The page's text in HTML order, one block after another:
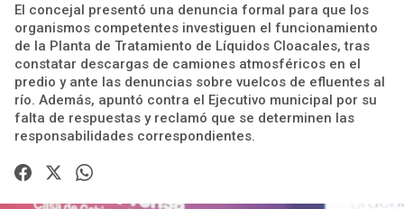
El concejal presentó una denuncia formal para que los
organismos competentes investiguen el funcionamiento
de la Planta de Tratamiento de Líquidos Cloacales, tras
constatar descargas de camiones atmosféricos en el
predio y ante las denuncias sobre vuelcos de efluentes al
río. Además, apuntó contra el Ejecutivo municipal por su
falta de respuestas y reclamó que se determinen las
responsabilidades correspondientes.